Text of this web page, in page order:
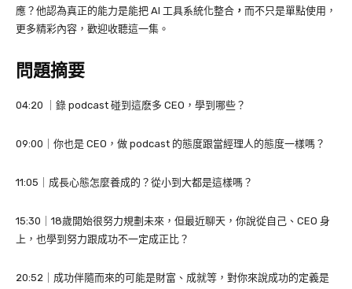
應？他認為真正的能力是能把 AI 工具系統化整合 ， 而不只是單點使用，
更多精彩內容，歡迎收聽這一集。
問題摘要
04:20 ｜錄 podcast 碰到這麽多 CEO，學到哪些？
09:00｜你也是 CEO，做 podcast 的態度跟當經理人的態度一樣嗎？
11:05｜成長心態怎麼養成的？從小到大都是這樣嗎？
15:30｜18歲開始很努力規劃未來，但最近聊天，你說從自己、CEO 身
上，也學到努力跟成功不一定成正比？
20:52｜成功伴隨而來的可能是財富、成就等，對你來說成功的定義是